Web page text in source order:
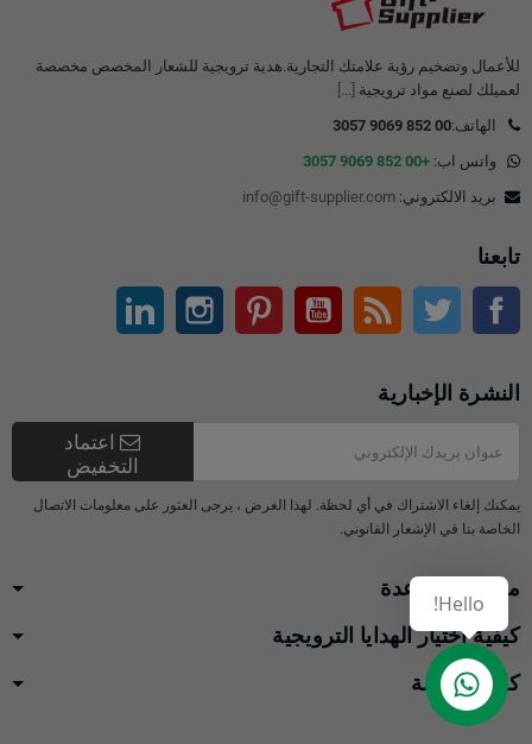
للأعمال وتضخيم رؤية علامتك التجارية.هدية ترويجية للشعار المخصص مخصصة
لعميلك لصنع مواد ترويجية [...]
الهاتف:00 852 9069 3057
واتس اب: +00 852 9069 3057
بريد الالكتروني: info@gift-supplier.com
تابعنا
موقع التواصل الاجتماعي الفيسبوك
آر إس إس موقع يوتيوببينتيريست انستغرام
النشرة الإخبارية
اعتماد
التخفيض
يمكنك إلغاء الاشتراك في أي لحظة. لهذا الغرض ، يرجى العثور على معلومات الاتصال
الخاصة بنا في الإشعار القانوني.
مركز المساعدة
كيفية اختيار الهدايا الترويجية
كائن الخدمة
Hello!